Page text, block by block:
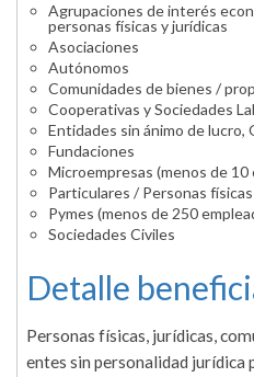
Agrupaciones de interés
personas físicas y jurídicas
Asociaciones
Autónomos
Comunidades de bienes /
Cooperativas y Sociedades
Entidades sin ánimo de lucro,
Fundaciones
Microempresas (menos de 10
Particulares / Personas físicas
Pymes (menos de 250
Sociedades Civiles
Detalle
Personas físicas, jurídicas,
entes sin personalidad jurídica